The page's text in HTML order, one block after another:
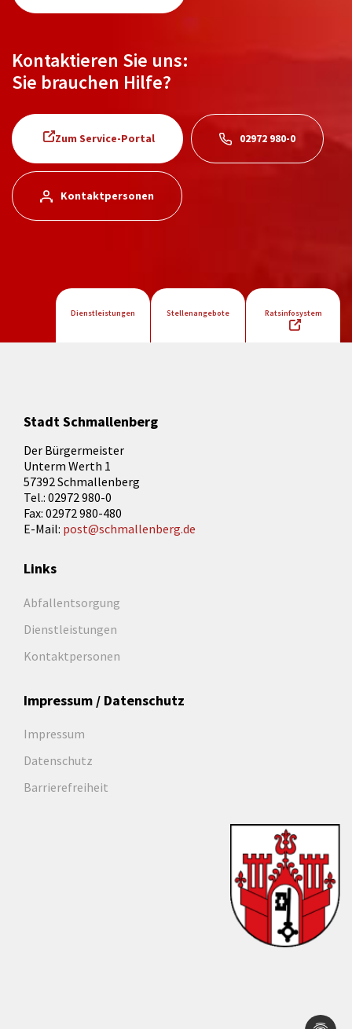
Kontaktieren Sie uns:
Sie brauchen Hilfe?
Zum Service-Portal 02972 980-0
Kontaktpersonen
Dienstleistungen Stellenangebote Ratsinfosystem
Stadt Schmallenberg
Der Bürgermeister
Unterm Werth 1
57392 Schmallenberg
Tel.: 02972 980-0
Fax: 02972 980-480
E-Mail: post@schmallenberg.de
Links
Abfallentsorgung
Dienstleistungen
Kontaktpersonen
Impressum / Datenschutz
Impressum
Datenschutz
Barrierefreiheit